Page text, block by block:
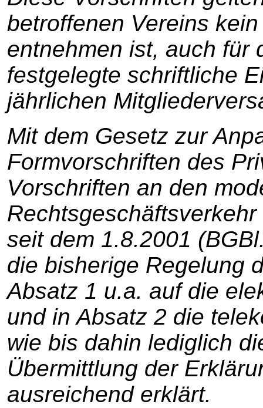
betroffenen Vereins
entnehmen ist, auch für
festgelegte schriftliche
jährlichen
Mit dem Gesetz zur
Formvorschriften des
Vorschriften an den
seit dem 1.8.2001
die bisherige Regelung
Absatz 1 u.a. auf die
und in Absatz 2 die
wie bis dahin lediglich
Übermittlung der
ausreichend erklärt.